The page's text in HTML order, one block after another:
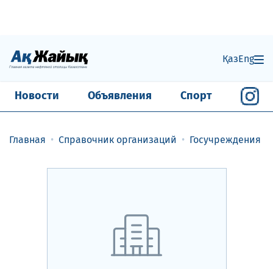
ҚазEng
Новости Объявления Спорт
Главная Справочник организаций Госучреждения